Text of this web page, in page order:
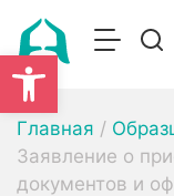
Открыть
Главная /
Заявление о
документов и